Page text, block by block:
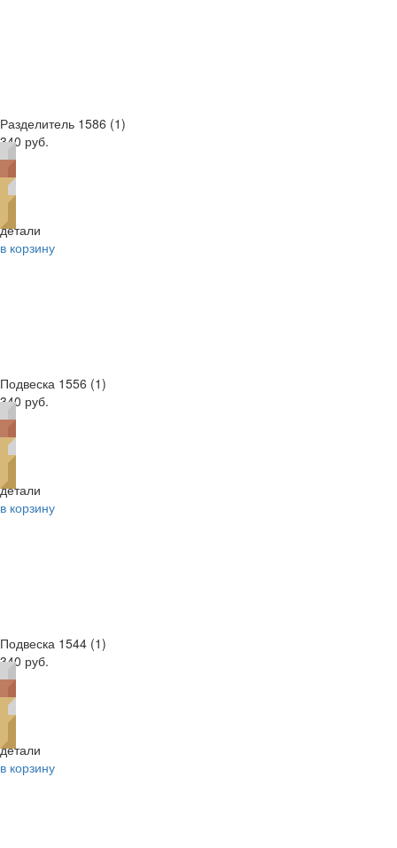
Разделитель 1586 (1)
340 руб.
детали
в корзину
Подвеска 1556 (1)
340 руб.
детали
в корзину
Подвеска 1544 (1)
340 руб.
детали
в корзину